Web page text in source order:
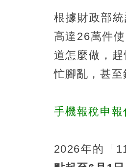
根據財政部
高達26萬件
道怎麼做，
忙腳亂，甚至
手機報稅申報
2026年的「